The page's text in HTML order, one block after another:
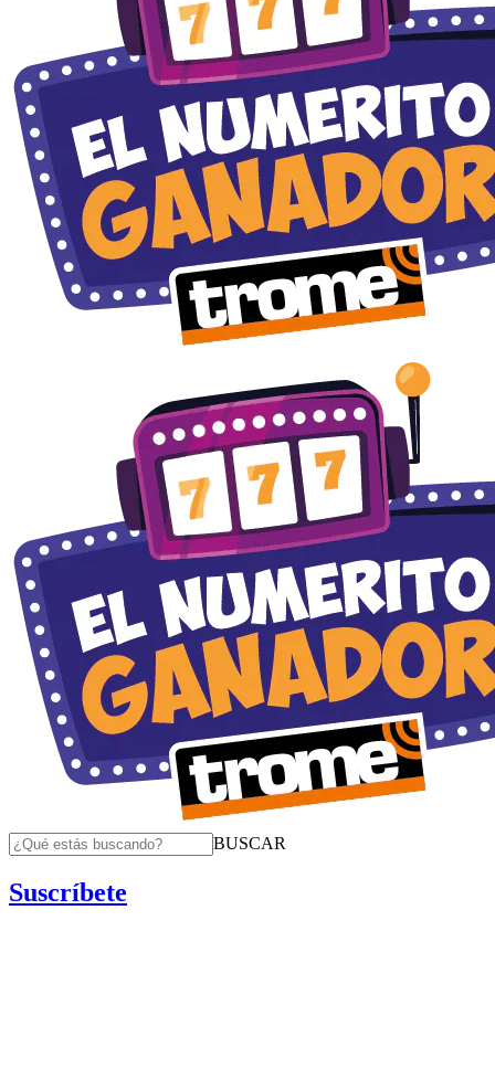
BUSCAR
Suscríbete